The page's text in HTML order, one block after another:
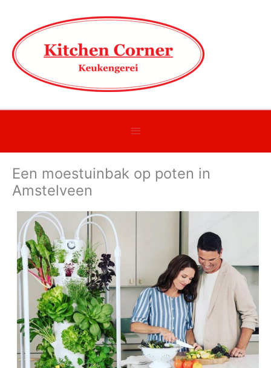
balk
Een moestuinbak op poten in
Amstelveen